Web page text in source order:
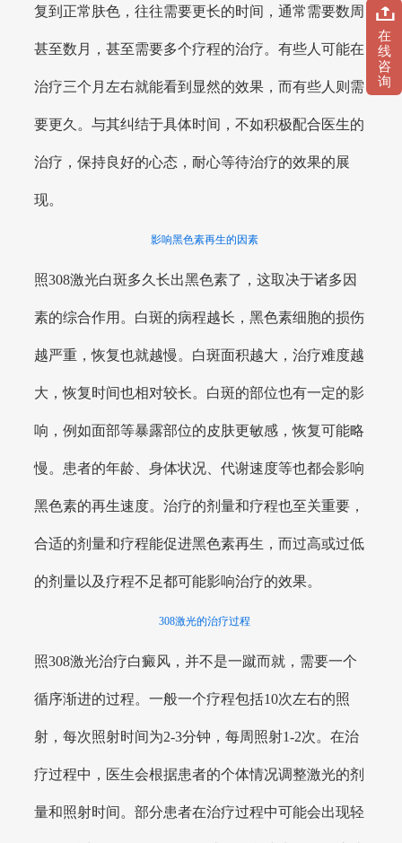
复到正常肤色，往往需要更长的时间，通常需要数周
甚至数月，甚至需要多个疗程的治疗。有些人可能在
治疗三个月左右就能看到显然的效果，而有些人则需
要更久。与其纠结于具体时间，不如积极配合医生的
治疗，保持良好的心态，耐心等待治疗的效果的展
现。
影响黑色素再生的因素
照308激光白斑多久长出黑色素了，这取决于诸多因
素的综合作用。白斑的病程越长，黑色素细胞的损伤
越严重，恢复也就越慢。白斑面积越大，治疗难度越
大，恢复时间也相对较长。白斑的部位也有一定的影
响，例如面部等暴露部位的皮肤更敏感，恢复可能略
慢。患者的年龄、身体状况、代谢速度等也都会影响
黑色素的再生速度。治疗的剂量和疗程也至关重要，
合适的剂量和疗程能促进黑色素再生，而过高或过低
的剂量以及疗程不足都可能影响治疗的效果。
308激光的治疗过程
照308激光治疗白癜风，并不是一蹴而就，需要一个
循序渐进的过程。一般一个疗程包括10次左右的照
射，每次照射时间为2-3分钟，每周照射1-2次。在治
疗过程中，医生会根据患者的个体情况调整激光的剂
量和照射时间。部分患者在治疗过程中可能会出现轻
在
线
咨
询